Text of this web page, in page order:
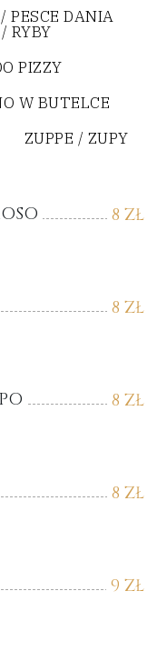
PESCE DANIA
RYBY
PIZZY
W BUTELCE
ZUPPE / ZUPY
8 ZŁ
8 ZŁ
8 ZŁ
8 ZŁ
9 ZŁ